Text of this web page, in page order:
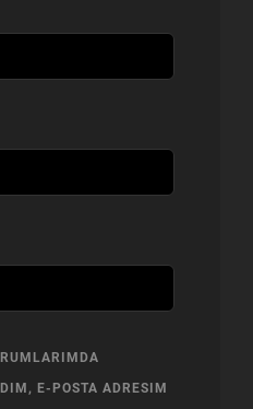
E-POSTA ADRESIM